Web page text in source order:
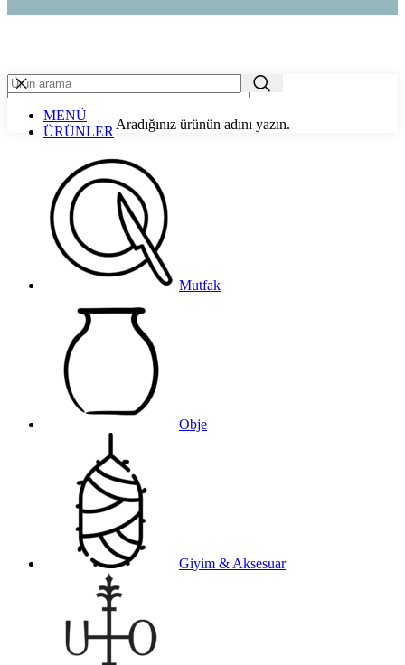
Aradığınız ürünün adını yazın.
MENÜ
ÜRÜNLER
Mutfak
Obje
Giyim & Aksesuar